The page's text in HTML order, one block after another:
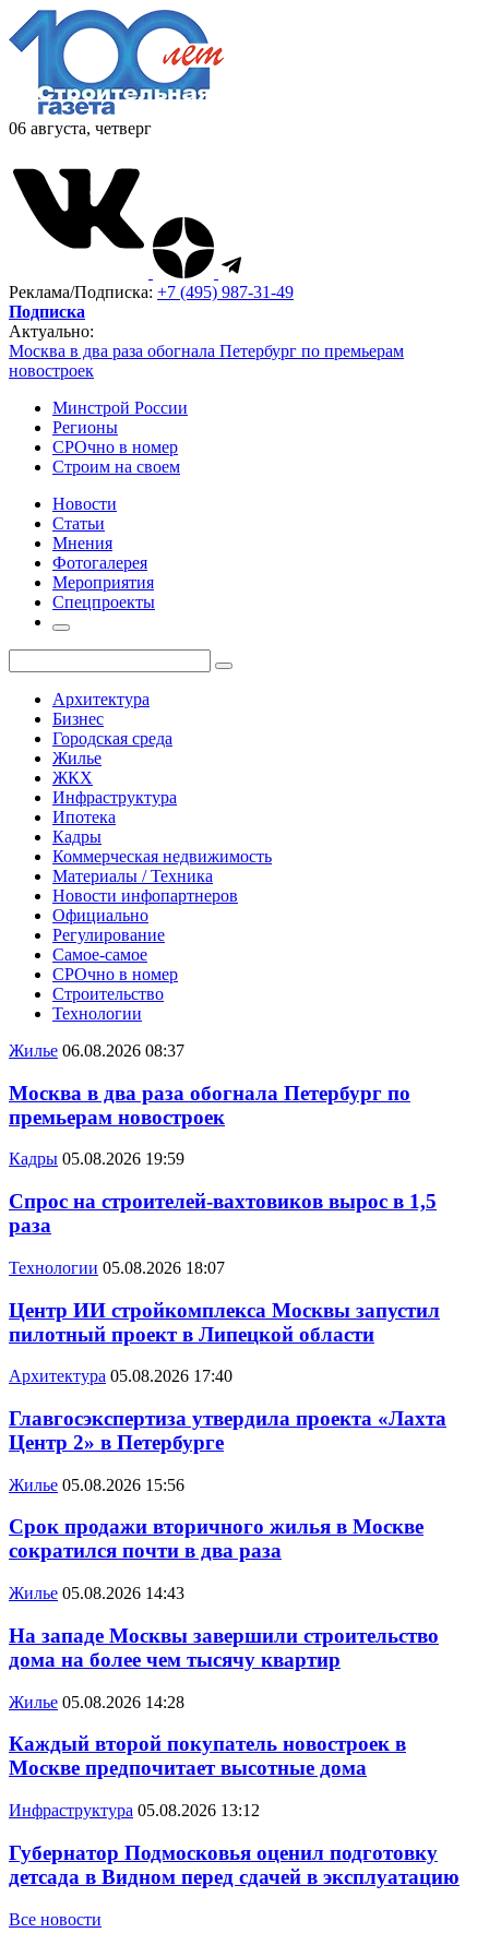
06 августа, четверг
Реклама/Подписка: +7 (495) 987-31-49
Подписка
Актуально:
Москва в два раза обогнала Петербург по премьерам
новостроек
Минстрой России
Регионы
СРОчно в номер
Строим на своем
Новости
Статьи
Мнения
Фотогалерея
Мероприятия
Спецпроекты
Архитектура
Бизнес
Городская среда
Жилье
ЖКХ
Инфраструктура
Ипотека
Кадры
Коммерческая недвижимость
Материалы / Техника
Новости инфопартнеров
Официально
Регулирование
Самое-самое
СРОчно в номер
Строительство
Технологии
Жилье 06.08.2026 08:37
Москва в два раза обогнала Петербург по
премьерам новостроек
Кадры 05.08.2026 19:59
Спрос на строителей-вахтовиков вырос в 1,5
раза
Технологии 05.08.2026 18:07
Центр ИИ стройкомплекса Москвы запустил
пилотный проект в Липецкой области
Архитектура 05.08.2026 17:40
Главгосэкспертиза утвердила проекта «Лахта
Центр 2» в Петербурге
Жилье 05.08.2026 15:56
Срок продажи вторичного жилья в Москве
сократился почти в два раза
Жилье 05.08.2026 14:43
На западе Москвы завершили строительство
дома на более чем тысячу квартир
Жилье 05.08.2026 14:28
Каждый второй покупатель новостроек в
Москве предпочитает высотные дома
Инфраструктура 05.08.2026 13:12
Губернатор Подмосковья оценил подготовку
детсада в Видном перед сдачей в эксплуатацию
Все новости